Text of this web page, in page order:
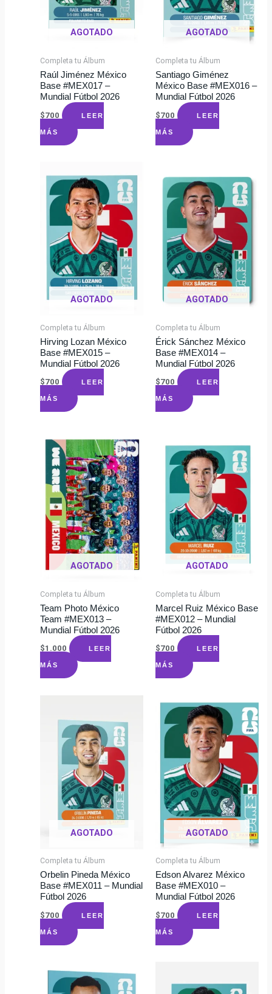
AGOTADO
Completa tu Álbum
Raúl Jiménez México
Base #MEX017 –
Mundial Fútbol 2026
$700 LEER
MÁS
AGOTADO
Completa tu Álbum
Santiago Giménez
México Base #MEX016 –
Mundial Fútbol 2026
$700 LEER
MÁS
AGOTADO
Completa tu Álbum
Hirving Lozan México
Base #MEX015 –
Mundial Fútbol 2026
$700 LEER
MÁS
AGOTADO
Completa tu Álbum
Érick Sánchez México
Base #MEX014 –
Mundial Fútbol 2026
$700 LEER
MÁS
AGOTADO
Completa tu Álbum
Team Photo México
Team #MEX013 –
Mundial Fútbol 2026
$1.000 LEER
MÁS
AGOTADO
Completa tu Álbum
Marcel Ruiz México Base
#MEX012 – Mundial
Fútbol 2026
$700 LEER
MÁS
AGOTADO
Completa tu Álbum
Orbelin Pineda México
Base #MEX011 – Mundial
Fútbol 2026
$700 LEER
MÁS
AGOTADO
Completa tu Álbum
Edson Alvarez México
Base #MEX010 –
Mundial Fútbol 2026
$700 LEER
MÁS